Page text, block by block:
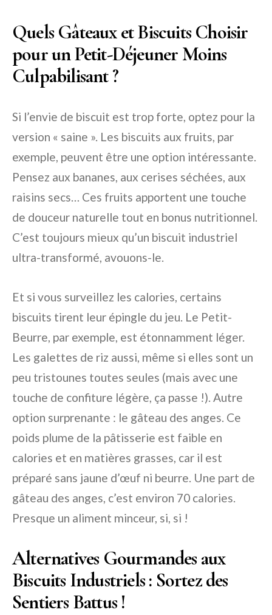
Quels Gâteaux et Biscuits Choisir
pour un Petit-Déjeuner Moins
Culpabilisant ?
Si l’envie de biscuit est trop forte, optez pour la
version « saine ». Les biscuits aux fruits, par
exemple, peuvent être une option intéressante.
Pensez aux bananes, aux cerises séchées, aux
raisins secs… Ces fruits apportent une touche
de douceur naturelle tout en bonus nutritionnel.
C’est toujours mieux qu’un biscuit industriel
ultra-transformé, avouons-le.
Et si vous surveillez les calories, certains
biscuits tirent leur épingle du jeu. Le Petit-
Beurre, par exemple, est étonnamment léger.
Les galettes de riz aussi, même si elles sont un
peu tristounes toutes seules (mais avec une
touche de confiture légère, ça passe !). Autre
option surprenante : le gâteau des anges. Ce
poids plume de la pâtisserie est faible en
calories et en matières grasses, car il est
préparé sans jaune d’œuf ni beurre. Une part de
gâteau des anges, c’est environ 70 calories.
Presque un aliment minceur, si, si !
Alternatives Gourmandes aux
Biscuits Industriels : Sortez des
Sentiers Battus !